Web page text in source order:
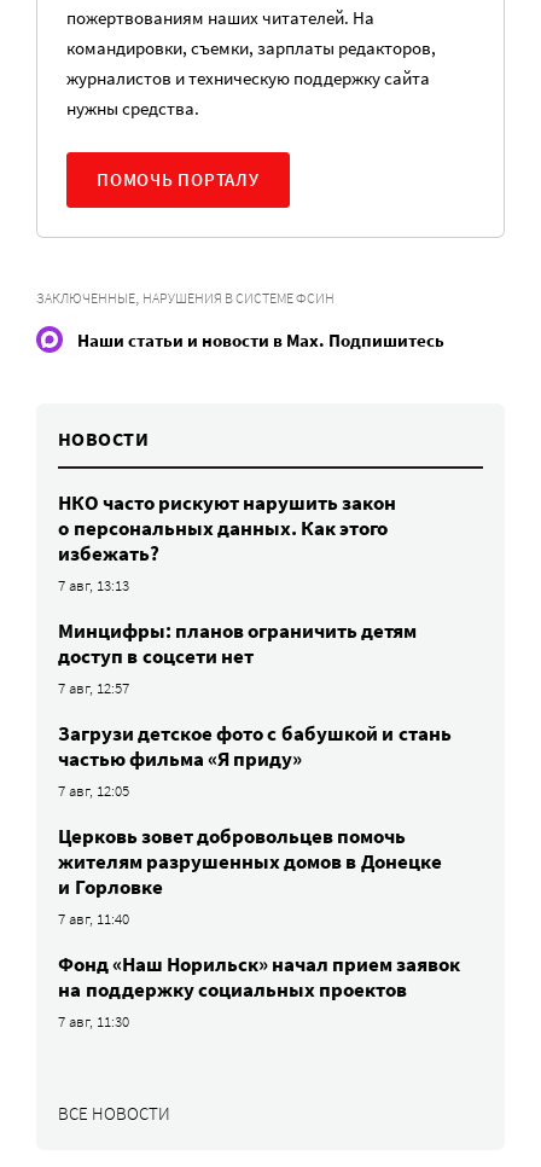
пожертвованиям наших читателей. На
командировки, съемки, зарплаты редакторов,
журналистов и техническую поддержку сайта
нужны средства.
ПОМОЧЬ ПОРТАЛУ
ЗАКЛЮЧЕННЫЕ, НАРУШЕНИЯ В СИСТЕМЕ ФСИН
Наши статьи и новости в Max. Подпишитесь
НОВОСТИ
НКО часто рискуют нарушить закон
о персональных данных. Как этого
избежать?
7 авг, 13:13
Минцифры: планов ограничить детям
доступ в соцсети нет
7 авг, 12:57
Загрузи детское фото с бабушкой и стань
частью фильма «Я приду»
7 авг, 12:05
Церковь зовет добровольцев помочь
жителям разрушенных домов в Донецке
и Горловке
7 авг, 11:40
Фонд «Наш Норильск» начал прием заявок
на поддержку социальных проектов
7 авг, 11:30
ВСЕ НОВОСТИ